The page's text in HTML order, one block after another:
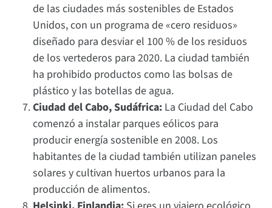
de las ciudades más sostenibles de Estados
Unidos, con un programa de «cero residuos»
diseñado para desviar el 100 % de los residuos
de los vertederos para 2020. La ciudad también
ha prohibido productos como las bolsas de
plástico y las botellas de agua.
Ciudad del Cabo, Sudáfrica: La Ciudad del Cabo
comenzó a instalar parques eólicos para
producir energía sostenible en 2008. Los
habitantes de la ciudad también utilizan paneles
solares y cultivan huertos urbanos para la
producción de alimentos.